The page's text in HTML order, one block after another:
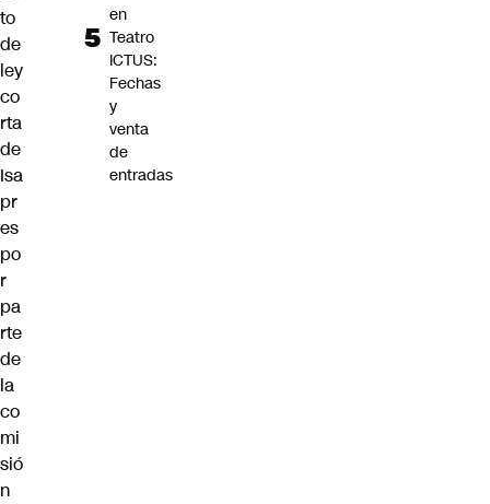
to
de
ley
co
rta
de
Isa
pr
es
po
r
pa
rte
de
la
co
mi
sió
n
en
Teatro
ICTUS:
Fechas
y
venta
de
entradas